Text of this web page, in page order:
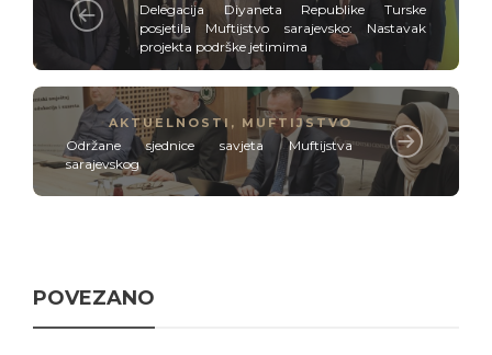
Delegacija Diyaneta Republike Turske
posjetila Muftijstvo sarajevsko: Nastavak
projekta podrške jetimima
AKTUELNOSTI , MUFTIJSTVO
Održane sjednice savjeta Muftijstva
sarajevskog
POVEZANO